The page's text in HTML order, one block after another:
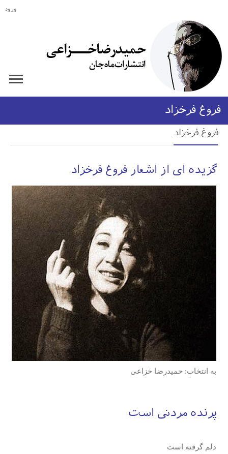
ورود
فروغ فرخزاد
فروغ فرخزاد
گزیده ای از اشعار فروغ فرخزاد
به انتخاب: حمیدرضا خزاعی
پرنده مردنی است
دلم گرفته است